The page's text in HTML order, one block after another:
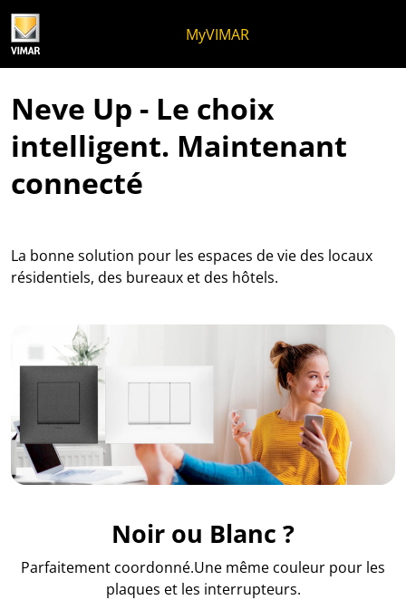
MyVIMAR
Neve Up - Le choix
intelligent. Maintenant
connecté
La bonne solution pour les espaces de vie des locaux
résidentiels, des bureaux et des hôtels.
Noir ou Blanc ?
Parfaitement coordonné.Une même couleur pour les
plaques et les interrupteurs.